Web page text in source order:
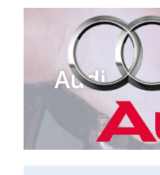
Audi